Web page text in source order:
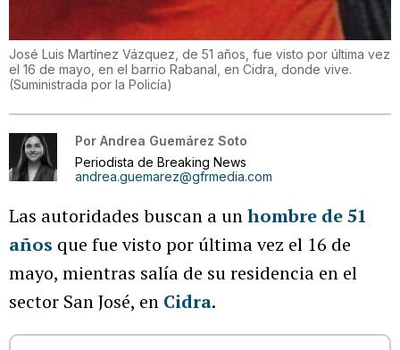
José Luis Martínez Vázquez, de 51 años, fue visto por última vez
el 16 de mayo, en el barrio Rabanal, en Cidra, donde vive.
(Suministrada por la Policía)
Por Andrea Guemárez Soto
Periodista de Breaking News
andrea.guemarez@gfrmedia.com
Las autoridades buscan a unhombre de 51
años que fue visto por última vez el 16 de
mayo, mientras salía de su residencia en el
sector San José, en Cidra.